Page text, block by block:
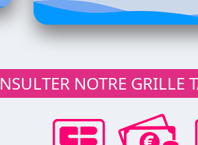
NOTRE GRILLE